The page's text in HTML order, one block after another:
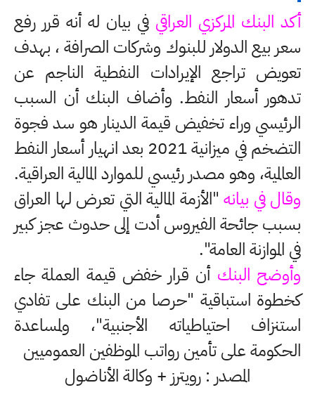
أكد البنك المركزي العراقي في بيان له أنه قرر رفع
سعر بيع الدولار للبنوك وشركات الصرافة ، بهدف
تعويض تراجع الإيرادات النفطية الناجم عن
تدهور أسعار النفط. وأضاف البنك أن السبب
الرئيسي وراء تخفيض قيمة الدينار هو سد فجوة
التضخم في ميزانية 2021 بعد انهيار أسعار النفط
العالمية، وهو مصدر رئيسي للموارد المالية العراقية.
وقال في بيانه "الأزمة المالية التي تعرض لها العراق
بسبب جائحة الفيروس أدت إلى حدوث عجز كبير
في الموازنة العامة".
وأوضح البنك أن قرار خفض قيمة العملة جاء
كخطوة استباقية "حرصا من البنك على تفادي
استنزاف احتياطياته الأجنبية"، ولمساعدة
الحكومة على تأمين رواتب الموظفين العموميين
المصدر : رويترز + وكالة الأناضول